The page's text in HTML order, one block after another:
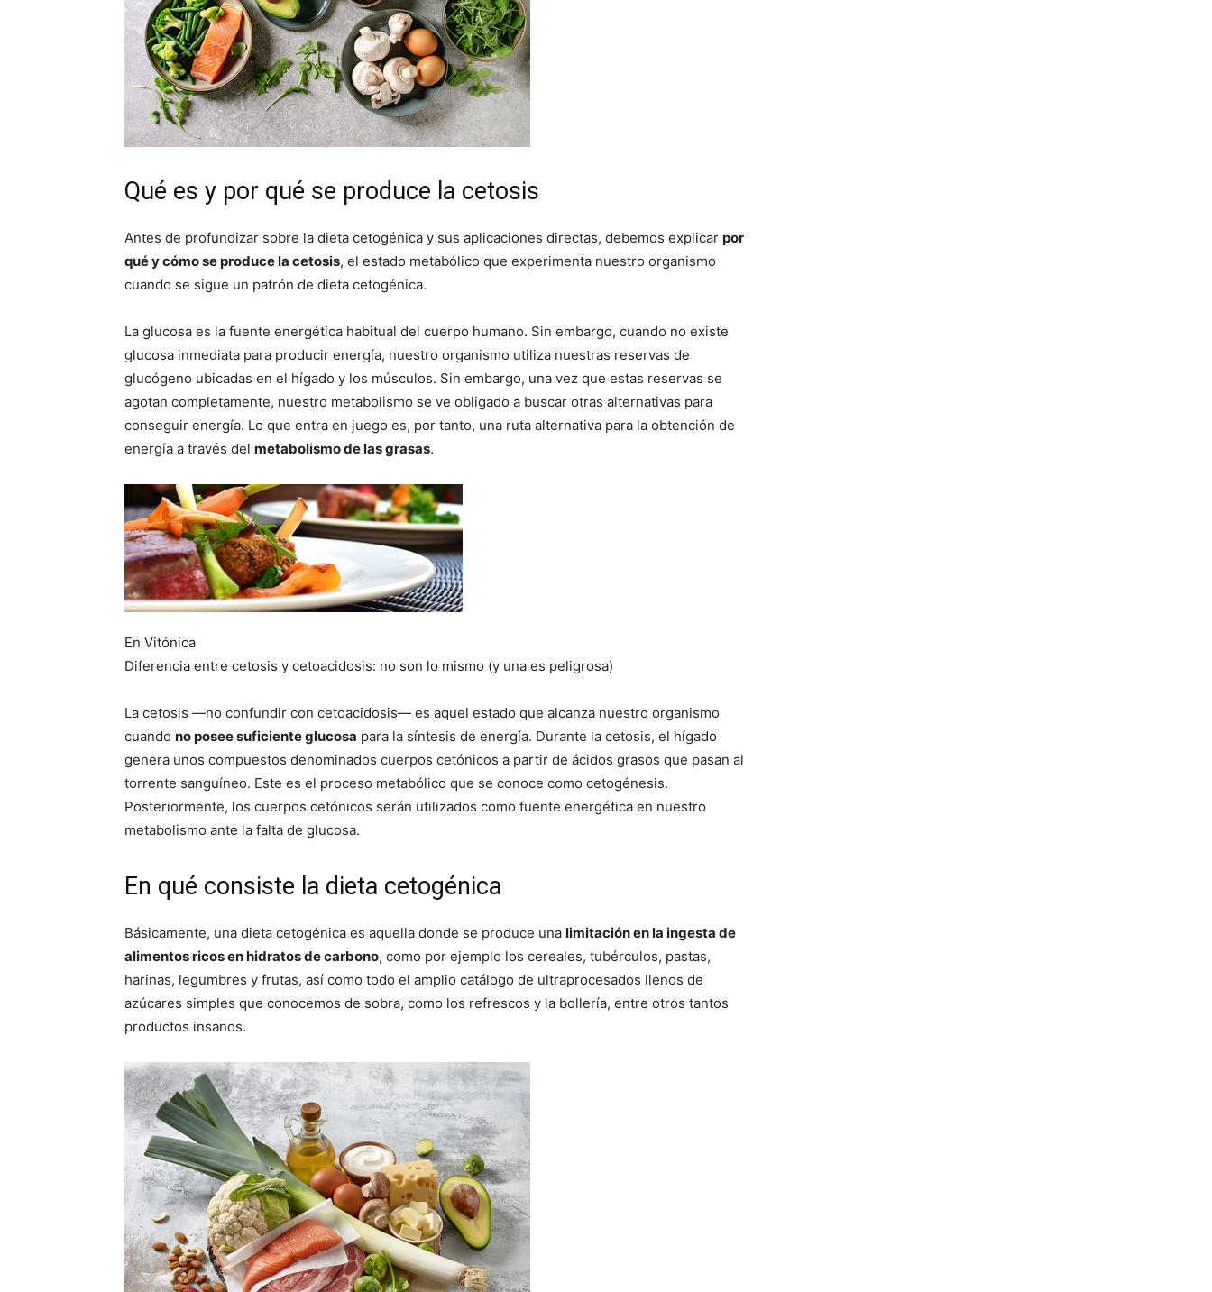
Qué es y por qué se produce la cetosis
Antes de profundizar sobre la dieta cetogénica y sus aplicaciones directas, debemos explicar por
qué y cómo se produce la cetosis, el estado metabólico que experimenta nuestro organismo
cuando se sigue un patrón de dieta cetogénica.
La glucosa es la fuente energética habitual del cuerpo humano. Sin embargo, cuando no existe
glucosa inmediata para producir energía, nuestro organismo utiliza nuestras reservas de
glucógeno ubicadas en el hígado y los músculos. Sin embargo, una vez que estas reservas se
agotan completamente, nuestro metabolismo se ve obligado a buscar otras alternativas para
conseguir energía. Lo que entra en juego es, por tanto, una ruta alternativa para la obtención de
energía a través del metabolismo de las grasas.
En Vitónica
Diferencia entre cetosis y cetoacidosis: no son lo mismo (y una es peligrosa)
La cetosis —no confundir con cetoacidosis— es aquel estado que alcanza nuestro organismo
cuando no posee suficiente glucosa para la síntesis de energía. Durante la cetosis, el hígado
genera unos compuestos denominados cuerpos cetónicos a partir de ácidos grasos que pasan al
torrente sanguíneo. Este es el proceso metabólico que se conoce como cetogénesis.
Posteriormente, los cuerpos cetónicos serán utilizados como fuente energética en nuestro
metabolismo ante la falta de glucosa.
En qué consiste la dieta cetogénica
Básicamente, una dieta cetogénica es aquella donde se produce una limitación en la ingesta de
alimentos ricos en hidratos de carbono, como por ejemplo los cereales, tubérculos, pastas,
harinas, legumbres y frutas, así como todo el amplio catálogo de ultraprocesados llenos de
azúcares simples que conocemos de sobra, como los refrescos y la bollería, entre otros tantos
productos insanos.